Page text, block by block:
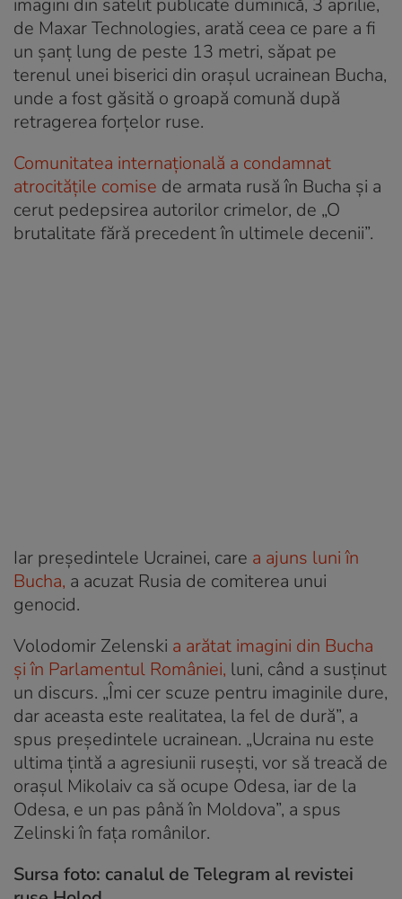
de Maxar Technologies, arată ceea ce pare a fi
un șanț lung de peste 13 metri, săpat pe
terenul unei biserici din orașul ucrainean Bucha,
unde a fost găsită o groapă comună după
retragerea forțelor ruse.
Comunitatea internațională a condamnat
atrocitățile comise de armata rusă în Bucha și a
cerut pedepsirea autorilor crimelor, de „O
brutalitate fără precedent în ultimele decenii”.
Iar președintele Ucrainei, care a ajuns luni în
Bucha, a acuzat Rusia de comiterea unui
genocid.
Volodomir Zelenski a arătat imagini din Bucha
și în Parlamentul României, luni, când a susținut
un discurs. „Îmi cer scuze pentru imaginile dure,
dar aceasta este realitatea, la fel de dură”, a
spus președintele ucrainean. „Ucraina nu este
ultima țintă a agresiunii rusești, vor să treacă de
orașul Mikolaiv ca să ocupe Odesa, iar de la
Odesa, e un pas până în Moldova”, a spus
Zelinski în fața românilor.
Sursa foto: canalul de Telegram al revistei